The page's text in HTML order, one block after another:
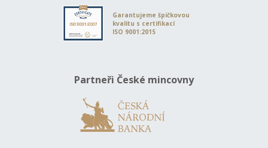
Garantujeme špičkovou
kvalitu s certifikací
ISO 9001:2015
Partneři České mincovny